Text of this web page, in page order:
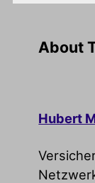
About
Hubert